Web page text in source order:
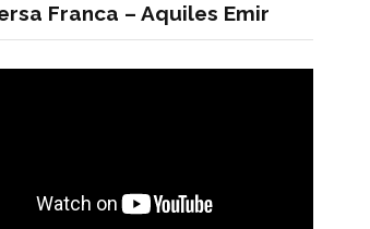
Franca – Aquiles Emir